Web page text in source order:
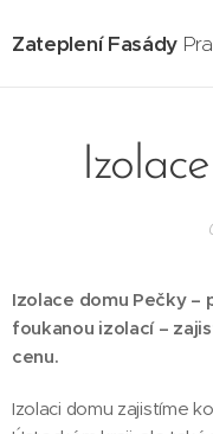
Zateplení Fasády
Izolace domu Pečky –
foukanou izolací –
cenu.
Izolaci domu zajistíme